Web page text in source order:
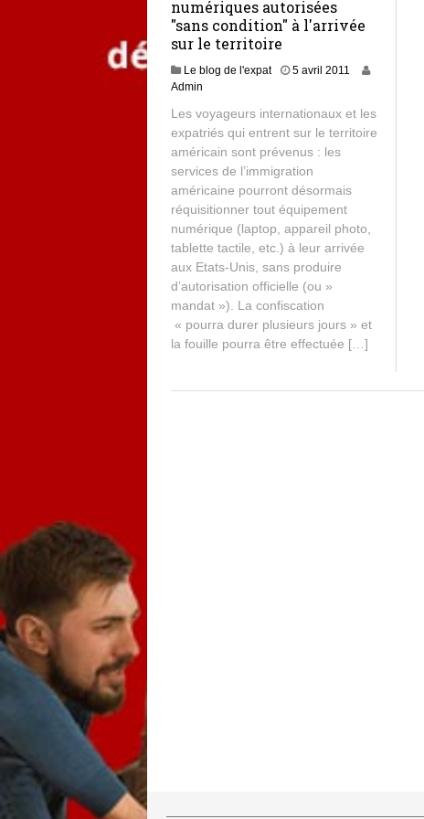
numériques autorisées
"sans condition" à l'arrivée
sur le territoire
Le blog de l'expat
5 avril 2011
Admin
Les voyageurs internationaux et les
expatriés qui entrent sur le territoire
américain sont prévenus : les
services de l’immigration
américaine pourront désormais
réquisitionner tout équipement
numérique (laptop, appareil photo,
tablette tactile, etc.) à leur arrivée
aux Etats-Unis, sans produire
d’autorisation officielle (ou »
mandat »). La confiscation
« pourra durer plusieurs jours » et
la fouille pourra être effectuée […]